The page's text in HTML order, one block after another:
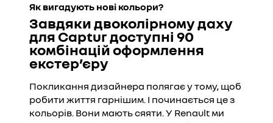
Як вигадують нові кольори?
Завдяки двоколірному даху
для Captur доступні 90
комбінацій оформлення
екстер’єру
Покликання дизайнера полягає у тому, щоб
робити життя гарнішим. І починається це з
кольорів. Вони мають сяяти. У Renault ми